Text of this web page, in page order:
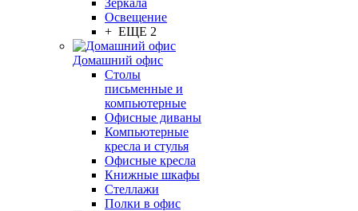
Зеркала
Освещение
+ ЕЩЕ 2
Домашний офис
Столы
письменные и
компьютерные
Офисные диваны
Компьютерные
кресла и стулья
Офисные кресла
Книжные шкафы
Стеллажи
Полки в офис